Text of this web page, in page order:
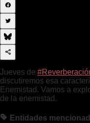
Jueves de
discutiremos esa
Enemistad. Vamos a
de la enemistad.
Entidades